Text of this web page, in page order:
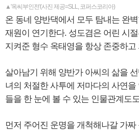
▲'옥씨부인전'(사진 제공=SLL, 코퍼스코리아)
온 동네 양반댁에서 모두 탐내는 완
재원이 연기한다. 성도겸은 어린 시
지켜준 형수 옥태영을 항상 존중하
살아남기 위해 양반가 아씨의 삶을
녀의 처절한 사투에 저마다의 사연을
들을 한 눈에 볼 수 있는 인물관계도
먼저 주어진 운명을 개척해나갈 가